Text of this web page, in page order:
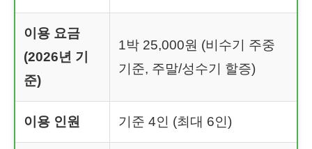
이용 요금
(2026년 기
준)
1박 25,000원 (비수기 주중
기준, 주말/성수기 할증)
이용 인원 기준 4인 (최대 6인)